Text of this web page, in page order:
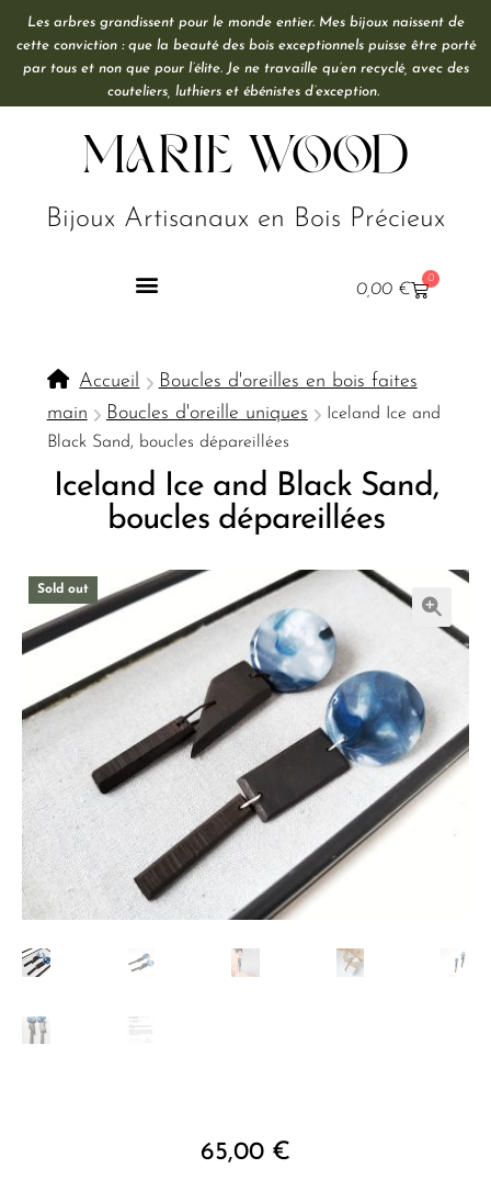
Les arbres grandissent pour le monde entier. Mes bijoux naissent de
cette conviction : que la beauté des bois exceptionnels puisse être porté
par tous et non que pour l’élite. Je ne travaille qu’en recyclé, avec des
couteliers, luthiers et ébénistes d’exception.
Marie Wood
Bijoux Artisanaux en Bois Précieux
0,00 €
0
Accueil
Boucles d'oreilles en bois faites
main
Boucles d'oreille uniques
Iceland Ice and
Black Sand, boucles dépareillées
Iceland Ice and Black Sand,
boucles dépareillées
Sold out
65,00 €